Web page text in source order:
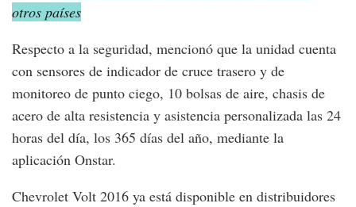
otros países
Respecto a la seguridad, mencionó que la unidad cuenta
con sensores de indicador de cruce trasero y de
monitoreo de punto ciego, 10 bolsas de aire, chasis de
acero de alta resistencia y asistencia personalizada las 24
horas del día, los 365 días del año, mediante la
aplicación Onstar.
Chevrolet Volt 2016 ya está disponible en distribuidores